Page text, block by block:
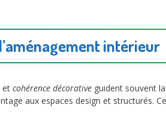
intérieur
et cohérence décorativeguident souvent
aux espaces design et structurés.